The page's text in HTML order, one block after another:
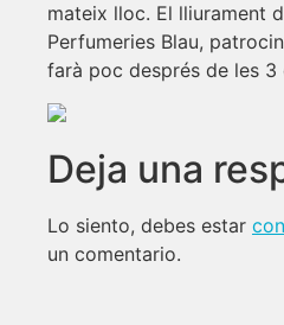
mateix lloc. El lliurament
Perfumeries Blau,
farà poc després de les 3
Deja una
Lo siento, debes estar
un comentario.